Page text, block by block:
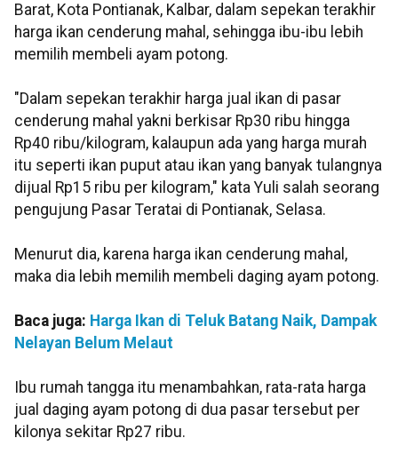
Barat, Kota Pontianak, Kalbar, dalam sepekan terakhir
harga ikan cenderung mahal, sehingga ibu-ibu lebih
memilih membeli ayam potong.
"Dalam sepekan terakhir harga jual ikan di pasar
cenderung mahal yakni berkisar Rp30 ribu hingga
Rp40 ribu/kilogram, kalaupun ada yang harga murah
itu seperti ikan puput atau ikan yang banyak tulangnya
dijual Rp15 ribu per kilogram," kata Yuli salah seorang
pengujung Pasar Teratai di Pontianak, Selasa.
Menurut dia, karena harga ikan cenderung mahal,
maka dia lebih memilih membeli daging ayam potong.
Baca juga: Harga Ikan di Teluk Batang Naik, Dampak
Nelayan Belum Melaut
Ibu rumah tangga itu menambahkan, rata-rata harga
jual daging ayam potong di dua pasar tersebut per
kilonya sekitar Rp27 ribu.